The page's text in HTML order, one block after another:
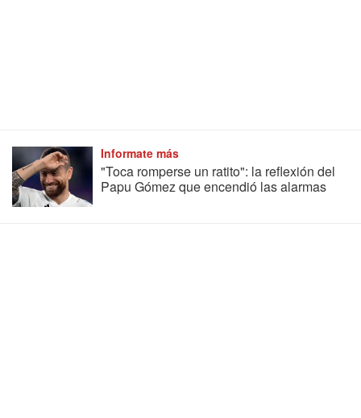
Informate más
"Toca romperse un ratito": la reflexión del
Papu Gómez que encendió las alarmas